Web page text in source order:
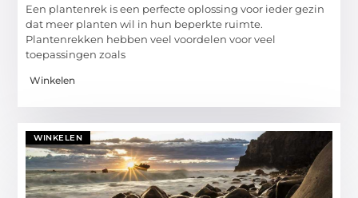
Een plantenrek is een perfecte oplossing voor ieder gezin
dat meer planten wil in hun beperkte ruimte.
Plantenrekken hebben veel voordelen voor veel
toepassingen zoals
Winkelen
WINKELEN